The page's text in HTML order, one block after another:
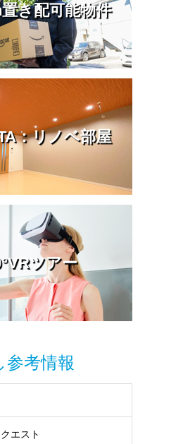
き配可能物件
：リノベ部屋
ツアー
参考情報
エスト